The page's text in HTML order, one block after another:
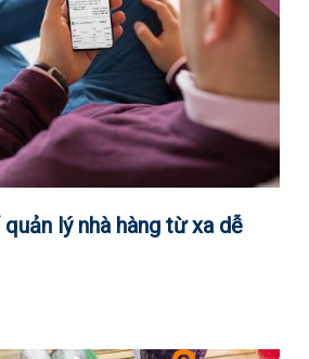
lý nhà hàng từ xa dễ